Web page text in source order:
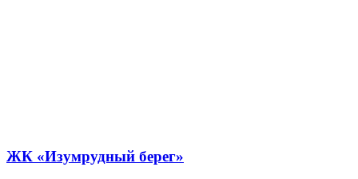
ЖК «Изумрудный берег»